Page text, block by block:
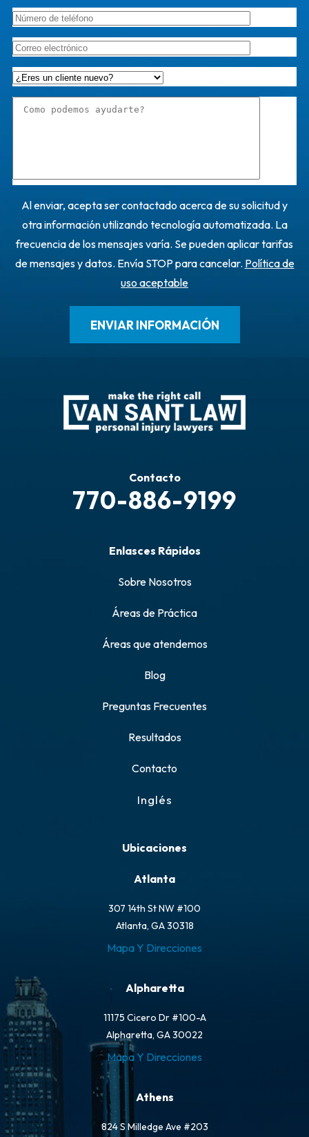
Al enviar, acepta ser contactado acerca de su solicitud y
otra información utilizando tecnología automatizada. La
frecuencia de los mensajes varía. Se pueden aplicar tarifas
de mensajes y datos. Envía STOP para cancelar. Política de
uso aceptable
Contacto
770-886-9199
Enlasces Rápidos
Sobre Nosotros
Áreas de Práctica
Áreas que atendemos
Blog
Preguntas Frecuentes
Resultados
Contacto
Inglés
Ubicaciones
Atlanta
307 14th St NW #100
Atlanta, GA 30318
Mapa Y Direcciones
Alpharetta
11175 Cicero Dr #100-A
Alpharetta, GA 30022
Mapa Y Direcciones
Athens
824 S Milledge Ave #203